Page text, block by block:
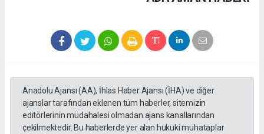
Anadolu Ajansı (AA), İhlas Haber Ajansı (İHA) ve diğer
ajanslar tarafından eklenen tüm haberler, sitemizin
editörlerinin müdahalesi olmadan ajans kanallarından
çekilmektedir. Bu haberlerde yer alan hukuki muhataplar